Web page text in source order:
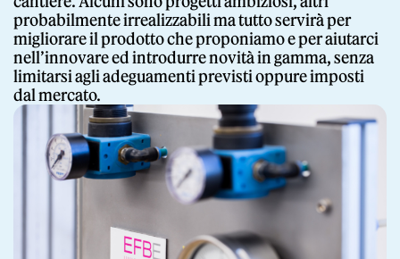
probabilmente irrealizzabili ma tutto servirà per
migliorare il prodotto che proponiamo e per aiutarci
nell’innovare ed introdurre novità in gamma, senza
limitarsi agli adeguamenti previsti oppure imposti
dal mercato.